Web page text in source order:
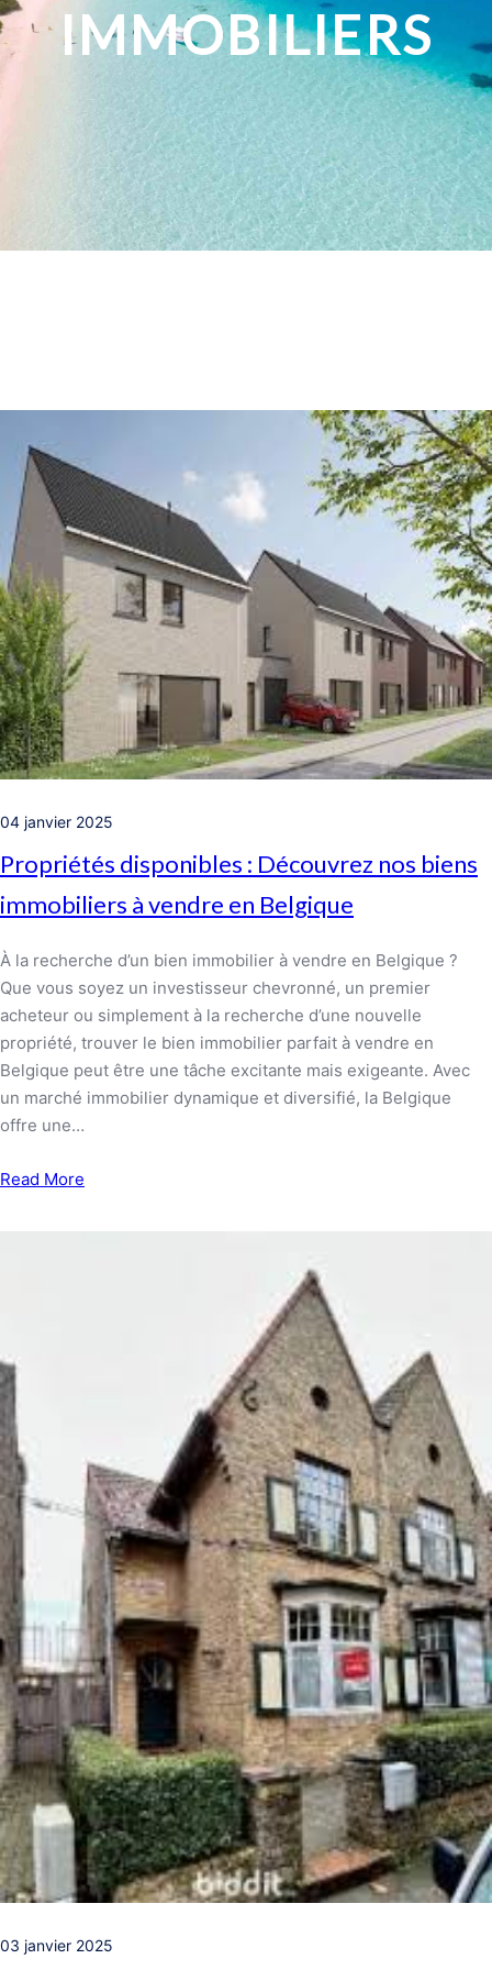
IMMOBILIERS
04 janvier 2025
Propriétés disponibles : Découvrez nos biens
immobiliers à vendre en Belgique
À la recherche d’un bien immobilier à vendre en Belgique ?
Que vous soyez un investisseur chevronné, un premier
acheteur ou simplement à la recherche d’une nouvelle
propriété, trouver le bien immobilier parfait à vendre en
Belgique peut être une tâche excitante mais exigeante. Avec
un marché immobilier dynamique et diversifié, la Belgique
offre une…
Read More
03 janvier 2025